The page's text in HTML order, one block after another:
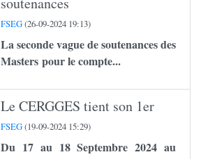
FSEG(26-09-2024 19:13)
La seconde vague de soutenances des
Masters pour le compte...
Le CERGGES tient son 1er
FSEG(19-09-2024 15:29)
Du 17 au 18 Septembre 2024 au